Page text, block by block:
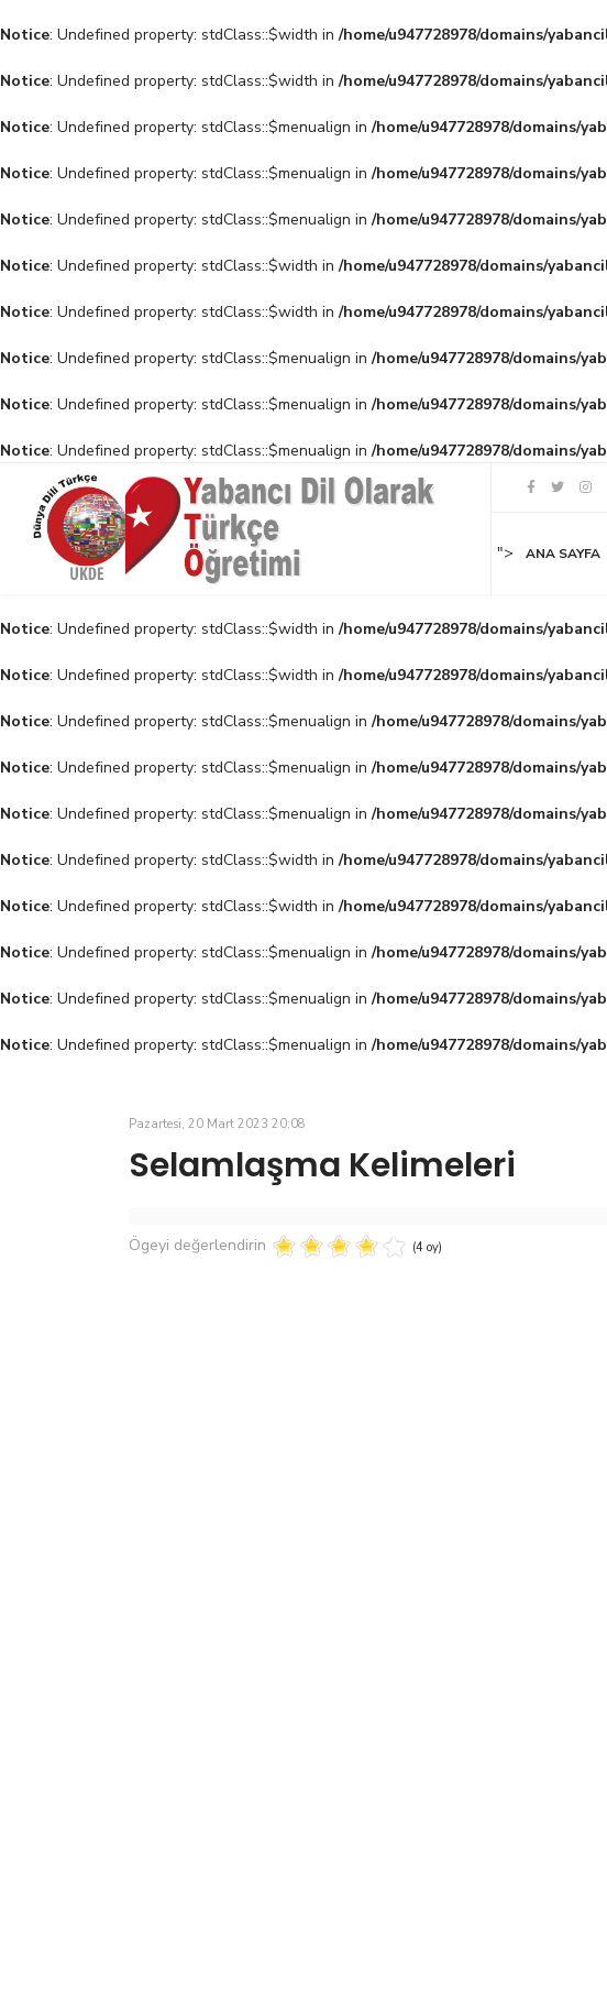
Notice: Undefined property: stdClass::$width in/home/u947728978/domains/
Notice: Undefined property: stdClass::$width in/home/u947728978/domains/
Notice: Undefined property: stdClass::$menualign in/home/u947728978/domains/
Notice: Undefined property: stdClass::$menualign in/home/u947728978/domains/
Notice: Undefined property: stdClass::$menualign in/home/u947728978/domains/
Notice: Undefined property: stdClass::$width in/home/u947728978/domains/
Notice: Undefined property: stdClass::$width in/home/u947728978/domains/
Notice: Undefined property: stdClass::$menualign in/home/u947728978/domains/
Notice: Undefined property: stdClass::$menualign in/home/u947728978/domains/
Notice: Undefined property: stdClass::$menualign in/home/u947728978/domains/
"> ANA SAYFA
Notice: Undefined property: stdClass::$width in/home/u947728978/domains/
Notice: Undefined property: stdClass::$width in/home/u947728978/domains/
Notice: Undefined property: stdClass::$menualign in/home/u947728978/domains/
Notice: Undefined property: stdClass::$menualign in/home/u947728978/domains/
Notice: Undefined property: stdClass::$menualign in/home/u947728978/domains/
Notice: Undefined property: stdClass::$width in/home/u947728978/domains/
Notice: Undefined property: stdClass::$width in/home/u947728978/domains/
Notice: Undefined property: stdClass::$menualign in/home/u947728978/domains/
Notice: Undefined property: stdClass::$menualign in/home/u947728978/domains/
Notice: Undefined property: stdClass::$menualign in/home/u947728978/domains/
Pazartesi, 20 Mart 2023 20:08
Selamlaşma Kelimeleri
Ögeyi değerlendirin (4 oy)